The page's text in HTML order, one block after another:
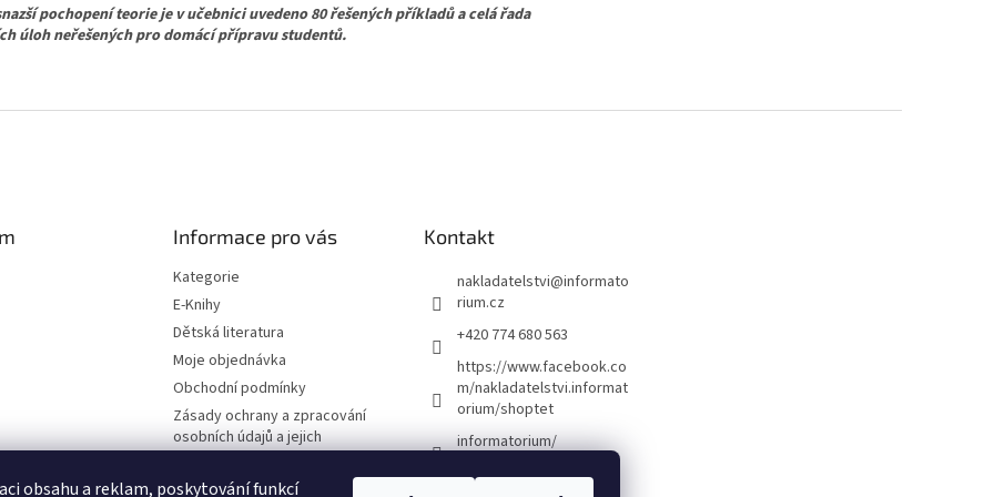
obsahu a reklam, poskytování funkcí
pochopení teorie je v učebnici uvedeno 80 řešených příkladů a celá řada
úloh neřešených pro domácí přípravu studentů.
Informace pro vás
Kategorie
E-Knihy
Dětská literatura
Moje objednávka
Obchodní podmínky
Zásady ochrany a zpracování
osobních údajů a jejich
O nás
Kontakt
nakladatelstvi@informato
rium.cz
+420 774 680 563
https://www.facebook.co
m/nakladatelstvi.informat
orium/shoptet
informatorium/